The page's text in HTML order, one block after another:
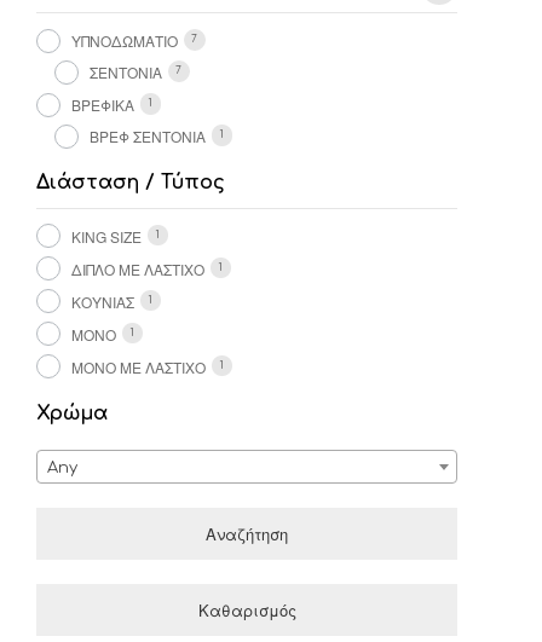
ΥΠΝΟΔΩΜΑΤΙΟ 7
ΣΕΝΤΟΝΙΑ 7
ΒΡΕΦΙΚΑ
ΒΡΕΦ ΣΕΝΤΟΝΙΑ
Διάσταση / Τύπος
KING SIZE
ΔΙΠΛΌ ΜΕ ΛΆΣΤΙΧΟ
ΚΟΎΝΙΑΣ
ΜΟΝΌ
ΜΟΝΌ ΜΕ ΛΆΣΤΙΧΟ
Χρώμα
Any
Αναζήτηση
Καθαρισμός